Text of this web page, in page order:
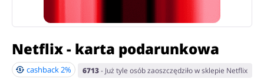
Biżuteria i zegarki Jedzenie
Karty podarunkowe
Zaloguj się
Netflix - karta podarunkowa
cashback2% 6713- Już tyle osób zaoszczędziło w sklepie Netflix